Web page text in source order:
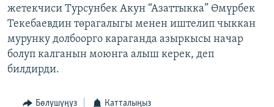
жетекчиси Турсунбек Акун “Азаттыкка” Өмүрбек
Текебаевдин төрагалыгы менен иштелип чыккан
мурунку долбоорго караганда азыркысы начар
болуп калганын моюнга алыш керек, деп
билдирди.
Бөлүшүңүз Катталыңыз